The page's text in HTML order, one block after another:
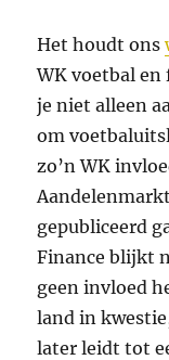
Het houdt ons
WK voetbal
je niet alleen
om
zo’n WK
gepubliceerd
Finance blijkt
geen invloed
land in
later leidt tot